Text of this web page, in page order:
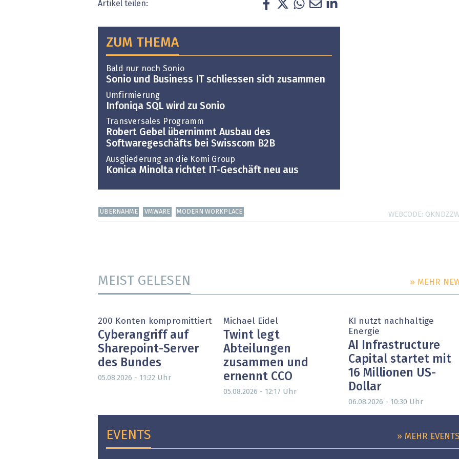
Artikel teilen:
ZUM THEMA
Bald nur noch Sonio
Sonio und Business IT schliessen sich zusammen
Umfirmierung
Infoniqa SQL wird zu Sonio
Transversales Programm
Robert Gebel übernimmt Ausbau des
Softwaregeschäfts bei Swisscom B2B
Ausgliederung an die Komi Group
Konica Minolta richtet IT-Geschäft neu aus
ÜBERNAHME VMWARE MODERN WORKPLACE WEBCODE
MEIST GELESEN » MEHR
200 Konten kompromittiert
Cyberangriff auf
Sharepoint-Server
des Bundes
05.08.2026 - 11:22 Uhr
Michael Eidel
Twint legt
Abteilungen
zusammen und
ernennt CCO
05.08.2026 - 12:17 Uhr
KI nutzt nachhaltige
Energie
AI Infrastructure
Capital startet mit
16 Millionen US-
Dollar
06.08.2026 - 10:30 Uhr
EVENTS » MEHR